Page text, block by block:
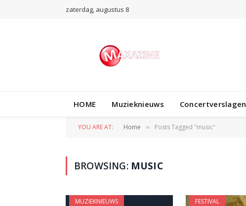
zaterdag, augustus 8
HOME Muzieknieuws Concertverslagen
YOU ARE AT: Home » Posts Tagged "music"
BROWSING: MUSIC
MUZIEKNIEUWS FESTIVAL